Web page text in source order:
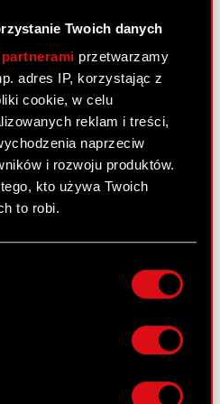
Twoich danych
przetwarzamy
adres IP, korzystając z
cookie, w celu
reklam i treści,
naprzeciw
i rozwoju produktów.
kto używa Twoich
to robi.
z dokładnością nawet
urządzenie, aktywnie
je zbiory
45/2022
skupu akcji
Art. 2 ust. 2 i 3
2016 roku
nr 596/2014…
Czytaj
transakcji na